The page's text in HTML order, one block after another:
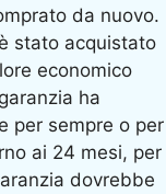
da nuovo.
stato acquistato
economico
ha
per sempre o per
ai 24 mesi, per
dovrebbe